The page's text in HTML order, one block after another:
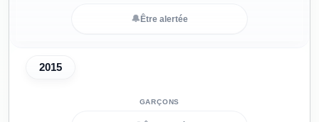
🔔 Être alertée
2015